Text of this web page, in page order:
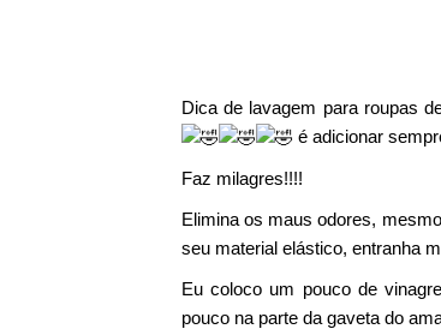
Dica de lavagem para roupas
é adicionar
Faz milagres!!!!
Elimina os maus odores,
seu material elástico, entranha
Eu coloco um pouco de
pouco na parte da gaveta do